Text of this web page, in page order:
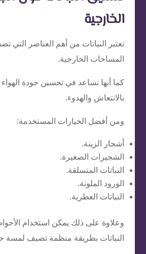
الخارجية
تعتبر النباتات من أهم العناصر التي
المساحات الخارجية.
كما أنها تساعد في تحسين جودة
بالانتعاش والهدوء.
ومن أفضل الخيارات المستخدمة:
أشجار الزينة.
الشجيرات الصغيرة.
النباتات المتسلقة.
الورود الملونة.
النباتات العطرية.
وعلاوة على ذلك يمكن استخدام
النباتات بطريقة منظمة تضيف لمسة